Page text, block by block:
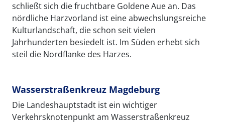
schließt sich die fruchtbare Goldene Aue an. Das
nördliche Harzvorland ist eine abwechslungsreiche
Kulturlandschaft, die schon seit vielen
Jahrhunderten besiedelt ist. Im Süden erhebt sich
steil die Nordflanke des Harzes.
Wasserstraßenkreuz Magdeburg
Die Landeshauptstadt ist ein wichtiger
Verkehrsknotenpunkt am Wasserstraßenkreuz